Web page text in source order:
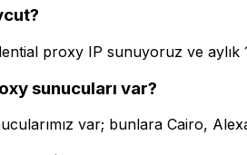
proxy IP sunuyoruz ve
sunucuları var?
var; bunlara Cairo,